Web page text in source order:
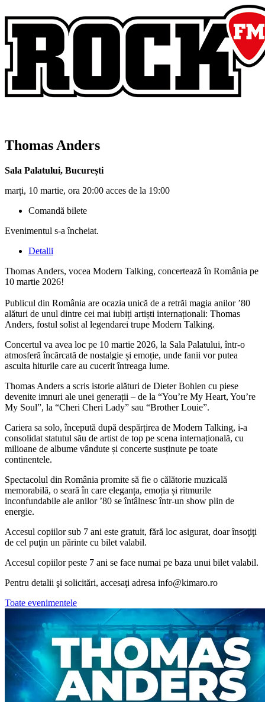
Thomas Anders
Sala Palatului, București
marți, 10 martie, ora 20:00 acces de la 19:00
Comandă bilete
Evenimentul s-a încheiat.
Detalii
Thomas Anders, vocea Modern Talking, concertează în România pe
10 martie 2026!
Publicul din România are ocazia unică de a retrăi magia anilor ’80
alături de unul dintre cei mai iubiți artiști internaționali: Thomas
Anders, fostul solist al legendarei trupe Modern Talking.
Concertul va avea loc pe 10 martie 2026, la Sala Palatului, într-o
atmosferă încărcată de nostalgie și emoție, unde fanii vor putea
asculta hiturile care au cucerit întreaga lume.
Thomas Anders a scris istorie alături de Dieter Bohlen cu piese
devenite imnuri ale unei generații – de la “You’re My Heart, You’re
My Soul”, la “Cheri Cheri Lady” sau “Brother Louie”.
Cariera sa solo, începută după despărțirea de Modern Talking, i-a
consolidat statutul său de artist de top pe scena internațională, cu
milioane de albume vândute și concerte susținute pe toate
continentele.
Spectacolul din România promite să fie o călătorie muzicală
memorabilă, o seară în care eleganța, emoția și ritmurile
inconfundabile ale anilor ’80 se întâlnesc într-un show plin de
energie.
Accesul copiilor sub 7 ani este gratuit, fără loc asigurat, doar însoţiţi
de cel puţin un părinte cu bilet valabil.
Accesul copiilor peste 7 ani se face numai pe baza unui bilet valabil.
Pentru detalii şi solicitări, accesaţi adresa info@kimaro.ro
Toate evenimentele